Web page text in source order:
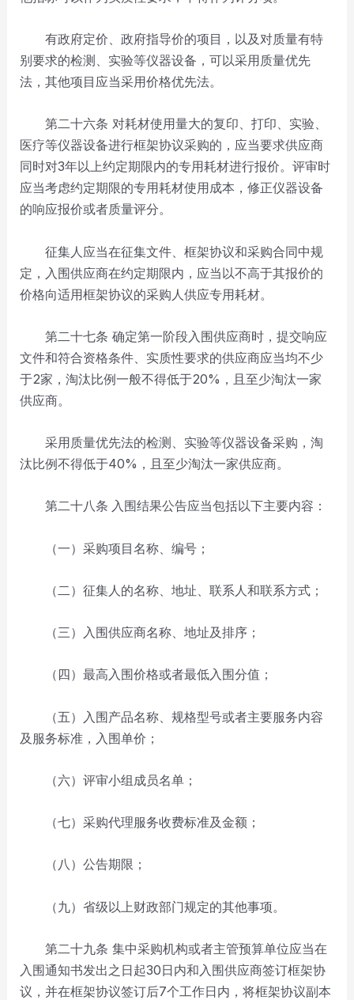
有政府定价、政府指导价的项目，以及对质量有特
别要求的检测、实验等仪器设备，可以采用质量优先
法，其他项目应当采用价格优先法。
第二十六条 对耗材使用量大的复印、打印、实验、
医疗等仪器设备进行框架协议采购的，应当要求供应商
同时对3年以上约定期限内的专用耗材进行报价。评审时
应当考虑约定期限的专用耗材使用成本，修正仪器设备
的响应报价或者质量评分。
征集人应当在征集文件、框架协议和采购合同中规
定，入围供应商在约定期限内，应当以不高于其报价的
价格向适用框架协议的采购人供应专用耗材。
第二十七条 确定第一阶段入围供应商时，提交响应
文件和符合资格条件、实质性要求的供应商应当均不少
于2家，淘汰比例一般不得低于20%，且至少淘汰一家
供应商。
采用质量优先法的检测、实验等仪器设备采购，淘
汰比例不得低于40%，且至少淘汰一家供应商。
第二十八条 入围结果公告应当包括以下主要内容：
（一）采购项目名称、编号；
（二）征集人的名称、地址、联系人和联系方式；
（三）入围供应商名称、地址及排序；
（四）最高入围价格或者最低入围分值；
（五）入围产品名称、规格型号或者主要服务内容
及服务标准，入围单价；
（六）评审小组成员名单；
（七）采购代理服务收费标准及金额；
（八）公告期限；
（九）省级以上财政部门规定的其他事项。
第二十九条 集中采购机构或者主管预算单位应当在
入围通知书发出之日起30日内和入围供应商签订框架协
议，并在框架协议签订后7个工作日内，将框架协议副本